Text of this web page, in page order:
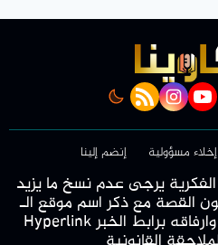
youtube
instagram
rss feed
إخلاء مسؤولية إنضم إلينا
يرجى عدم نسخ ما يزيد
القصة مع ذكر اسم موقع الـ
Hakawina.net الالكتروني وارفاقه برابط الخبر Hyperlink